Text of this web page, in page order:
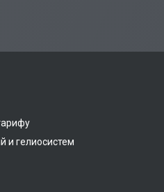
и гелиосистем